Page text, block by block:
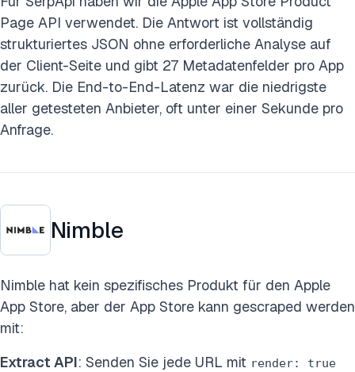
Page API verwendet. Die Antwort ist vollständig
strukturiertes JSON ohne erforderliche Analyse auf
der Client-Seite und gibt 27 Metadatenfelder pro App
zurück. Die End-to-End-Latenz war die niedrigste
aller getesteten Anbieter, oft unter einer Sekunde pro
Anfrage.
Nimble
Nimble hat kein spezifisches Produkt für den Apple
App Store, aber der App Store kann gescraped werden
mit:
Extract API: Senden Sie jede URL mit render: true